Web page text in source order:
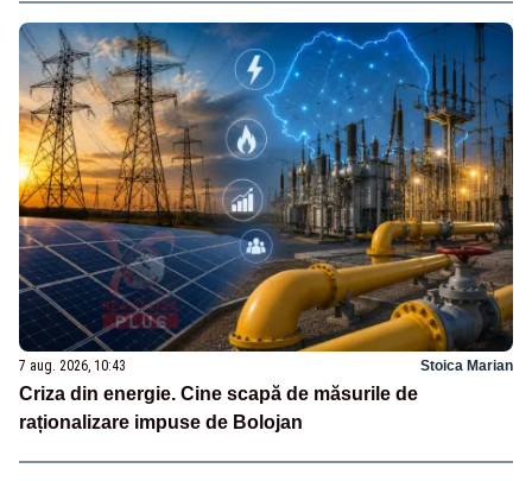
7 aug. 2026, 10:43 Stoica Marian
Criza din energie. Cine scapă de măsurile de
raționalizare impuse de Bolojan